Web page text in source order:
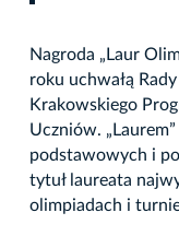
Nagroda „Laur
roku uchwałą
Krakowskiego
Uczniów.
podstawowych i
tytuł laureata
olimpiadach i